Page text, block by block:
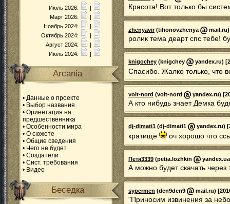
Июль 2026:
|
Март 2026:
|
Ноябрь 2024:
|
Октябрь 2024:
|
Август 2024:
|
Июль 2024:
|
Arcania
• Данные о проекте
• Выбор названия
• Ориентация на
предшественника
• Особенности мира
• О сюжете
• Общие сведения
• Чего не будет
• Создатели
• Сист. требования
• Видео
Беседка
Красота! Вот только бы
zhenyavir(tihonovzhenya mail.ru)
ролик тема деарт спс тебе!
knigochey (knigchey yandex.ru)
Спасибо. Жалко только, что
volt-nord (volt-nord yandex.ru)
А кто нибудь знает Демка
dj-dimati1 (dj-dimati1 yandex.ru)
кратище оч хорошо что
Петя3339 (petia.lozhkin
А можно будет скачать
sypermen (den9den9 mail.ru)
"Приносим извинения за